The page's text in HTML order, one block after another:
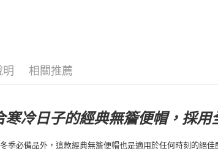
明 相關推薦
寒冷日子的經典無簷便帽，採
季必備品外，這款經典無簷便帽也是適用於任何時刻的絕